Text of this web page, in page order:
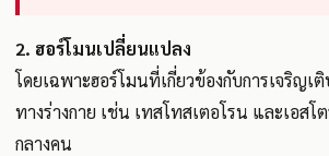
2. ฮอร์โมนเปลี่ยนแปลง
โดยเฉพาะฮอร์โมนที่เกี่ยวข้องกับการเจริญเ
ทางร่างกาย เช่น เทสโทสเตอโรน และเอสโ
กลางคน